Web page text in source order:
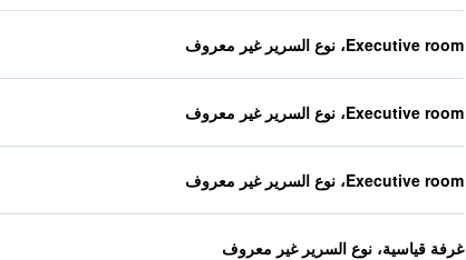
Executive room، نوع السرير غير معروف
Executive room، نوع السرير غير معروف
Executive room، نوع السرير غير معروف
غرفة قياسية، نوع السرير غير معروف